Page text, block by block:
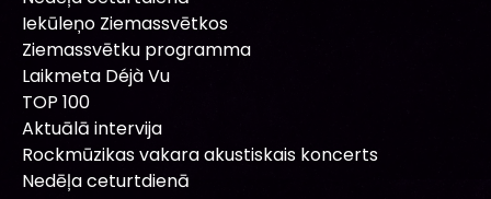
Iekūleņo Ziemassvētkos
Ziemassvētku programma
Laikmeta Déjà Vu
TOP 100
Aktuālā intervija
Rockmūzikas vakara akustiskais koncerts
Nedēļa ceturtdienā